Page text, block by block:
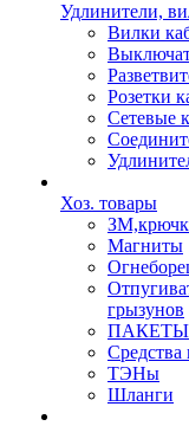
Удлинители,
Вилки
Розетки
Сетевые
Хоз. товары
Магниты
грызунов
ПАКЕТЫ
ТЭНы
Шланги